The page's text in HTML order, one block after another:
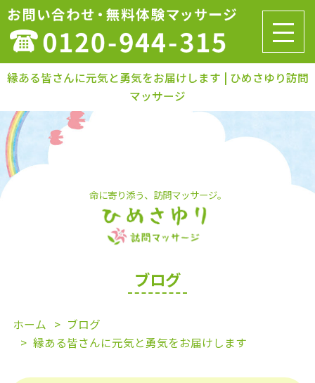
縁ある皆さんに元気と勇気をお届けします | ひめさゆり訪問
マッサージ
命に寄り添う、訪問マッサージ。
ブログ
ホーム
ブログ
縁ある皆さんに元気と勇気をお届けします